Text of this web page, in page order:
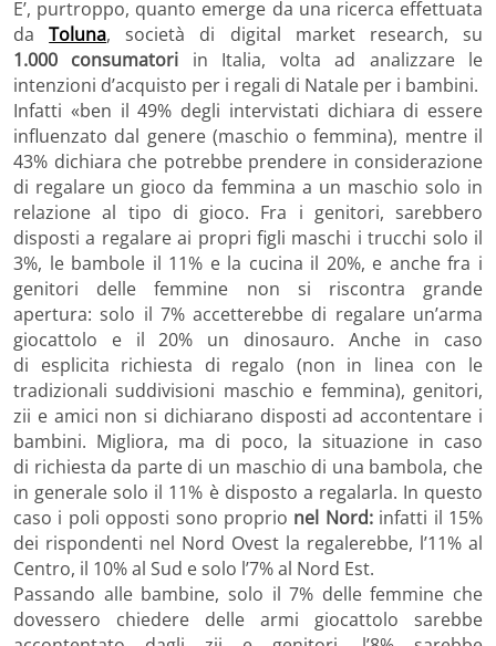
E’, purtroppo, quanto emerge da una ricerca effettuata
daToluna, società di digital market research, su
1.000 consumatori in Italia, volta ad analizzare le
intenzioni d’acquisto per i regali di Natale per i bambini.
Infatti «ben il 49% degli intervistati dichiara di essere
influenzato dal genere (maschio o femmina), mentre il
43% dichiara che potrebbe prendere in considerazione
di regalare un gioco da femmina a un maschio solo in
relazione al tipo di gioco. Fra i genitori, sarebbero
disposti a regalare ai propri figli maschi i trucchi solo il
3%, le bambole il 11% e la cucina il 20%, e anche fra i
genitori delle femmine non si riscontra grande
apertura: solo il 7% accetterebbe di regalare un’arma
giocattolo e il 20% un dinosauro. Anche in caso
di esplicita richiesta di regalo (non in linea con le
tradizionali suddivisioni maschio e femmina), genitori,
zii e amici non si dichiarano disposti ad accontentare i
bambini. Migliora, ma di poco, la situazione in caso
di richiesta da parte di un maschio di una bambola, che
in generale solo il 11% è disposto a regalarla. In questo
caso i poli opposti sono proprio nel Nord:infatti il 15%
dei rispondenti nel Nord Ovest la regalerebbe, l’11% al
Centro, il 10% al Sud e solo l’7% al Nord Est.
Passando alle bambine, solo il 7% delle femmine che
dovessero chiedere delle armi giocattolo sarebbe